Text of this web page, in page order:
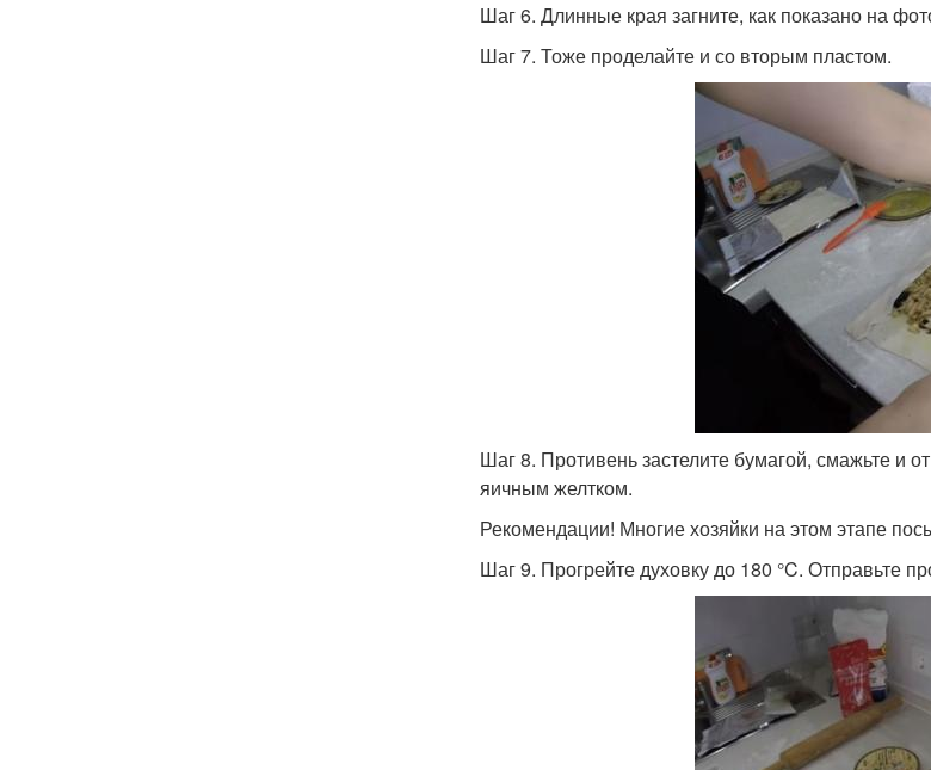
Шаг 6. Длинные края загните, как показано на
Шаг 7. Тоже проделайте и со вторым пластом.
Шаг 8. Противень застелите бумагой, смажьте и
яичным желтком.
Рекомендации! Многие хозяйки на этом этапе
Шаг 9. Прогрейте духовку до 180 °C. Отправьте